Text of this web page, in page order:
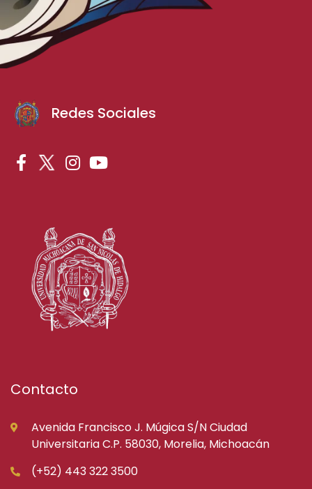
Redes Sociales
Contacto
Avenida Francisco J. Múgica S/N Ciudad
Universitaria C.P. 58030, Morelia, Michoacán
(+52) 443 322 3500